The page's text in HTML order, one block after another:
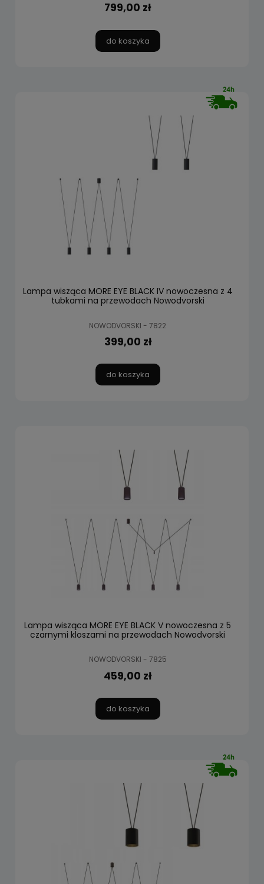
799,00 zł
do koszyka
Lampa wisząca MORE EYE BLACK IV nowoczesna z 4
tubkami na przewodach Nowodvorski
NOWODVORSKI - 7822
399,00 zł
do koszyka
Lampa wisząca MORE EYE BLACK V nowoczesna z 5
czarnymi kloszami na przewodach Nowodvorski
NOWODVORSKI - 7825
459,00 zł
do koszyka